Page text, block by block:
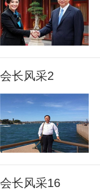
会长风采2
会长风采16